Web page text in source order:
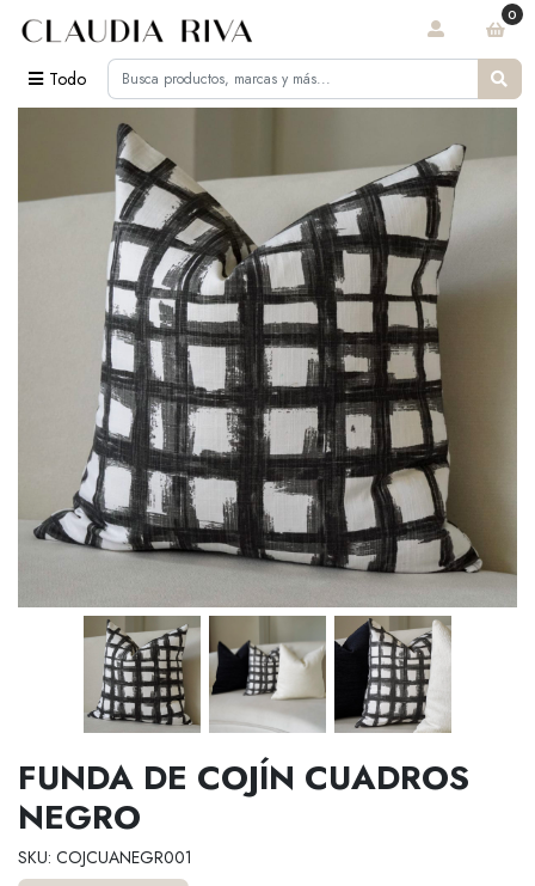
Todo
0
FUNDA DE COJÍN CUADROS
NEGRO
SKU: COJCUANEGR001